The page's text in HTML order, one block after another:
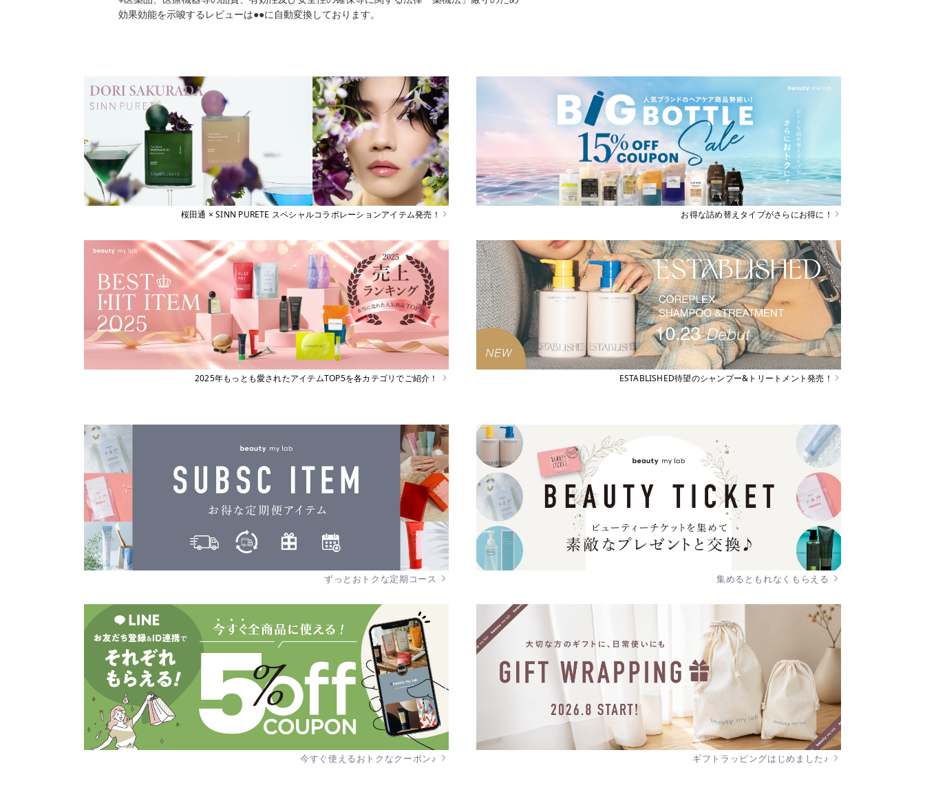
効果効能を示唆するレビューは●●に自動変換しております。
桜田通 × SINN PURETE スペシャルコラボレーションアイテム発売！ お得な詰め替えタイプがさらにお得に！
2025年もっとも愛されたアイテムTOP5を各カテゴリでご紹介！ ESTABLISHED待望のシャンプー&トリートメント発売！
ずっとおトクな定期コース 集めるともれなくもらえる
今すぐ使えるおトクなクーポン♪ ギフトラッピングはじめました♪